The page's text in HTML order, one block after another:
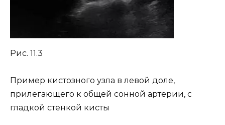
Рис. 11.3
Пример кистозного узла в левой доле,
прилегающего к общей сонной артерии, с
гладкой стенкой кисты